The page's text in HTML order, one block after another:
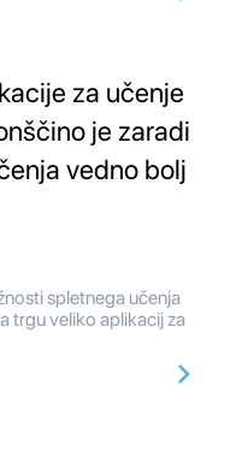
za učenje
je zaradi
vedno bolj
spletnega učenja
trgu veliko aplikacij za